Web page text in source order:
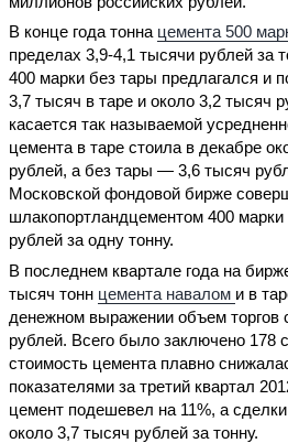
В конце года тонна цемента 500
пределах 3,9-4,1 тысячи рублей за
400 марки без тары предлагался и
3,7 тысяч в таре и около 3,2 тысяч
касается так называемой
цемента в таре стоила в декабре
рублей, а без тары — 3,6 тысяч
Московской фондовой бирже
шлакопортландцементом 400
рублей за одну тонну.
В последнем квартале года на
тысяч тонн цемента навалом и в
денежном выражении объем торгов
рублей. Всего было заключено 178
стоимость цемента плавно
показателями за третий квартал
цемент подешевел на 11%, а
около 3,7 тысяч рублей за тонну.